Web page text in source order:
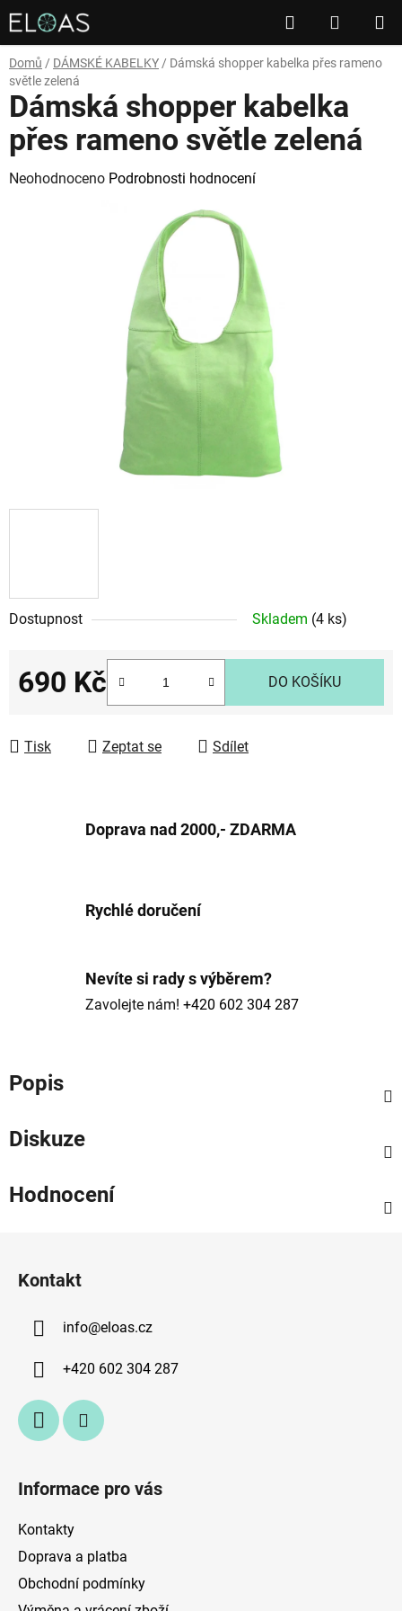
Přejít
na
obsah
Hledat
KOŠÍK
Domů / DÁMSKÉ KABELKY / Dámská shopper kabelka přes rameno
světle zelená
Dostupnost Skladem (4 ks)
690 Kč DO KOŠÍKU
Tisk Zeptat se Sdílet
Dámská shopper kabelka
přes rameno světle zelená
Průměrné
Neohodnoceno Podrobnosti hodnocení
Doprava nad 2000,- ZDARMA
Rychlé doručení
Nevíte si rady s výběrem?
Zavolejte nám! +420 602 304 287
Popis
Diskuze
Hodnocení
Kontakt
info@eloas.cz
+420 602 304 287
Informace pro vás
Kontakty
Doprava a platba
Obchodní podmínky